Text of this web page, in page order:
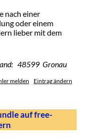
nach einer
oder einem
lieber mit dem
48599 Gronau
melden Eintrag ändern
auf free-